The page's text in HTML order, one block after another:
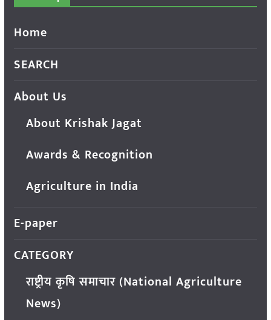
Home
SEARCH
About Us
About Krishak Jagat
Awards & Recognition
Agriculture in India
E-paper
CATEGORY
राष्ट्रीय कृषि समाचार (National Agriculture
News)